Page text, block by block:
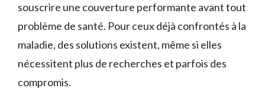
souscrire une couverture performante avant tout
problème de santé. Pour ceux déjà confrontés à la
maladie, des solutions existent, même si elles
nécessitent plus de recherches et parfois des
compromis.